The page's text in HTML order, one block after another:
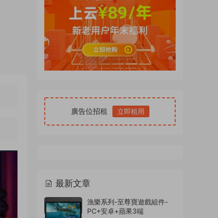
廣告位招租 立即租用
最新文章
漁樂系列-至尊寶遊戲組件-
PC+安卓+蘋果3端